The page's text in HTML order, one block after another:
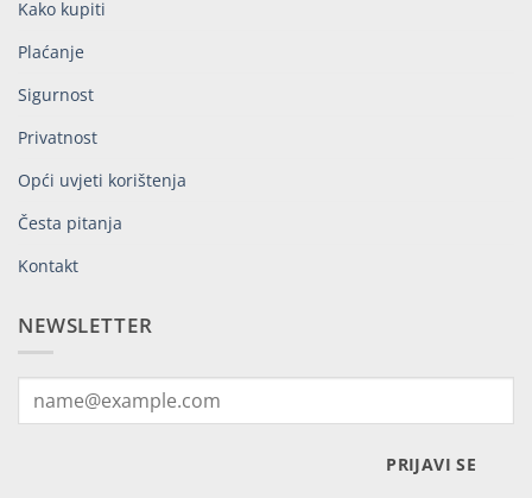
Kako kupiti
Plaćanje
Sigurnost
Privatnost
Opći uvjeti korištenja
Česta pitanja
Kontakt
NEWSLETTER
PRIJAVI SE